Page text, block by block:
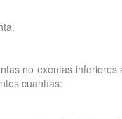
no exentas
cuantías: